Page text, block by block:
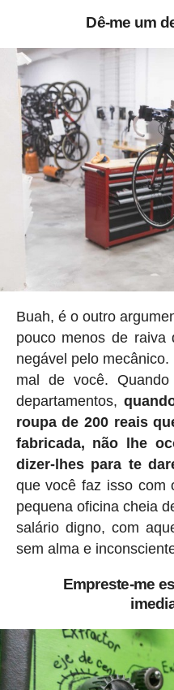
Dê-me um
Buah, é o outro
pouco menos de
negável pelo
mal de você.
departamentos,
roupa de 200 reais
fabricada, não lhe
dizer-lhes para te
que você faz isso com
pequena oficina cheia
salário digno, com
sem alma e
Empreste-me